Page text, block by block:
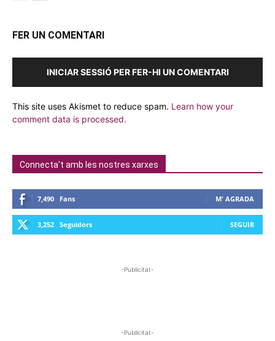
FER UN COMENTARI
INICIAR SESSIÓ PER FER-HI UN COMENTARI
This site uses Akismet to reduce spam. Learn how your
comment data is processed.
Connecta't amb les nostres xarxes
7,490 Fans M' AGRADA
3,252 Seguidors SEGUIR
-Publicitat-
-Publicitat-